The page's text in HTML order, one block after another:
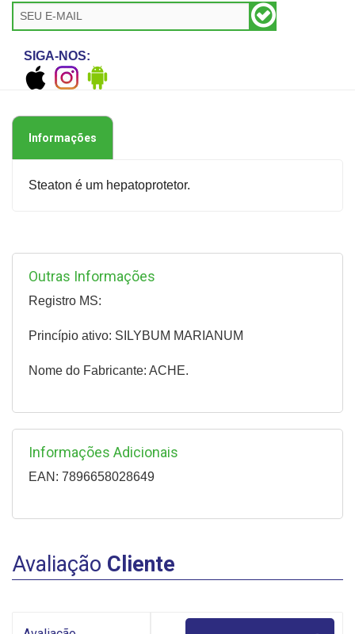
SIGA-NOS:
Informações
Steaton é um hepatoprotetor.
Outras Informações
Registro MS:
Princípio ativo: SILYBUM MARIANUM
Nome do Fabricante: ACHE.
Informações Adicionais
EAN: 7896658028649
Avaliação Cliente